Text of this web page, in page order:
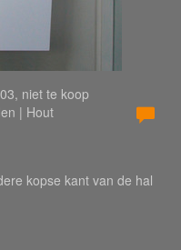
niet te koop
| Hout
kopse kant van de hal